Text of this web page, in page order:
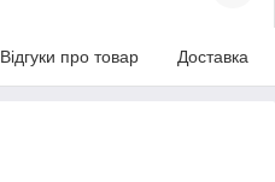
Відгуки про товар Доставка